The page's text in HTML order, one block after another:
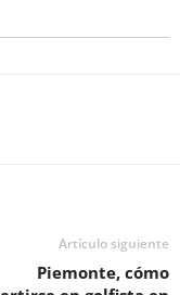
Artículo siguiente
Piemonte, cómo